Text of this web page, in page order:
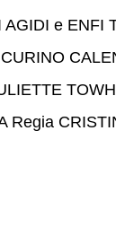
e ENFI
Regia